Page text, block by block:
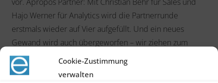
Cookie-Zustimmung
verwalten
Hajo Werner für Analytics wird die Partnerrunde
erstmals wieder auf Vier aufgefüllt. Und ein neues
Gewand wird auch übergeworfen – wir ziehen zum
Jahresende in unser schönes offenes Office in der
Kölner Straße in Eschborn um.